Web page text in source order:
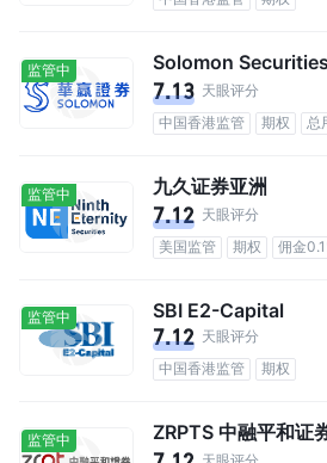
监管中 Solomon
7.13 天眼评分
中国香港监管
期权
总
监管中 九久证券亚洲
7.12 天眼评分
美国监管
期权 佣金
监管中 SBI E2-Capital
7.12 天眼评分
中国香港监管
期权
监管中 ZRPTS 中融平和证